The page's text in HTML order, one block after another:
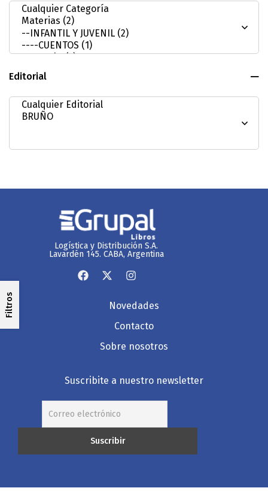
Editorial
Filtros
Logística y Distribución S.A.
Lavardén 145. CABA, Argentina
Novedades
Contacto
Sobre nosotros
Suscribite a nuestro newsletter